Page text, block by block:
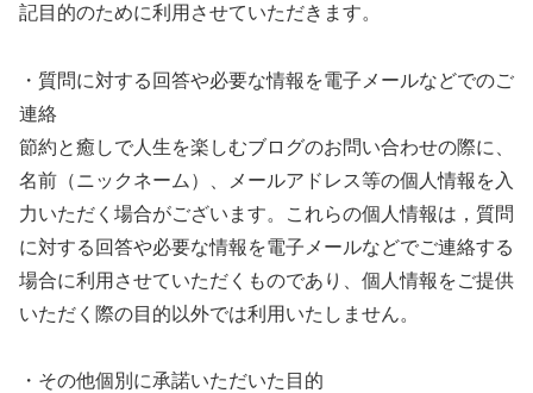
記目的のために利用させていただきます。
・質問に対する回答や必要な情報を電子メールなどでのご
連絡
節約と癒しで人生を楽しむブログのお問い合わせの際に、
名前（ニックネーム）、メールアドレス等の個人情報を入
力いただく場合がございます。これらの個人情報は，質問
に対する回答や必要な情報を電子メールなどでご連絡する
場合に利用させていただくものであり、個人情報をご提供
いただく際の目的以外では利用いたしません。
・その他個別に承諾いただいた目的